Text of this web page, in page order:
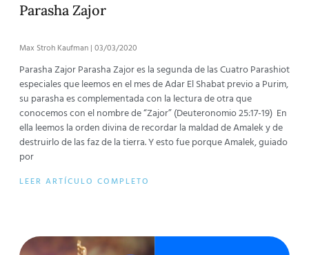
Parasha Zajor
Max Stroh Kaufman 03/03/2020
Parasha Zajor Parasha Zajor es la segunda de las Cuatro Parashiot
especiales que leemos en el mes de Adar El Shabat previo a Purim,
su parasha es complementada con la lectura de otra que
conocemos con el nombre de “Zajor” (Deuteronomio 25:17-19) En
ella leemos la orden divina de recordar la maldad de Amalek y de
destruirlo de las faz de la tierra. Y esto fue porque Amalek, guiado
por
LEER ARTÍCULO COMPLETO